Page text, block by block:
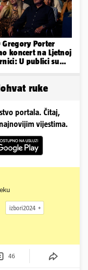
Gregory Porter
koncert na Ljetnoj
U publici su
ruke
portala. Čitaj,
vijestima.
izbori2024
46